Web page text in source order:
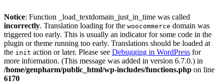
Notice: Function _load_textdomain_just_in_time was called
incorrectly. Translation loading for the woocommerce domain was
triggered too early. This is usually an indicator for some code in the
plugin or theme running too early. Translations should be loaded at
the init action or later. Please see Debugging in WordPress for
more information. (This message was added in version 6.7.0.) in
/home/genpharm/public_html/wp-includes/functions.php on line
6170